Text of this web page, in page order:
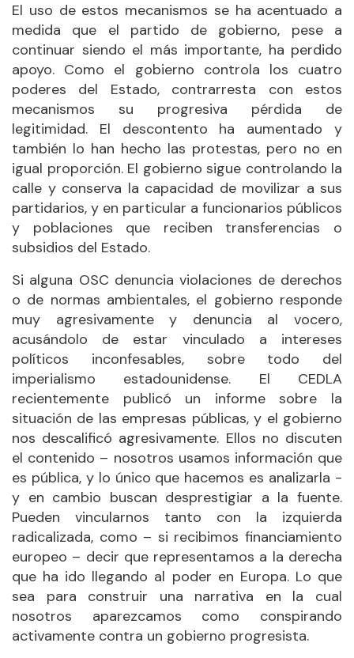
El uso de estos mecanismos se ha acentuado a
medida que el partido de gobierno, pese a
continuar siendo el más importante, ha perdido
apoyo. Como el gobierno controla los cuatro
poderes del Estado, contrarresta con estos
mecanismos su progresiva pérdida de
legitimidad. El descontento ha aumentado y
también lo han hecho las protestas, pero no en
igual proporción. El gobierno sigue controlando la
calle y conserva la capacidad de movilizar a sus
partidarios, y en particular a funcionarios públicos
y poblaciones que reciben transferencias o
subsidios del Estado.
Si alguna OSC denuncia violaciones de derechos
o de normas ambientales, el gobierno responde
muy agresivamente y denuncia al vocero,
acusándolo de estar vinculado a intereses
políticos inconfesables, sobre todo del
imperialismo estadounidense. El CEDLA
recientemente publicó un informe sobre la
situación de las empresas públicas, y el gobierno
nos descalificó agresivamente. Ellos no discuten
el contenido – nosotros usamos información que
es pública, y lo único que hacemos es analizarla -
y en cambio buscan desprestigiar a la fuente.
Pueden vincularnos tanto con la izquierda
radicalizada, como – si recibimos financiamiento
europeo – decir que representamos a la derecha
que ha ido llegando al poder en Europa. Lo que
sea para construir una narrativa en la cual
nosotros aparezcamos como conspirando
activamente contra un gobierno progresista.